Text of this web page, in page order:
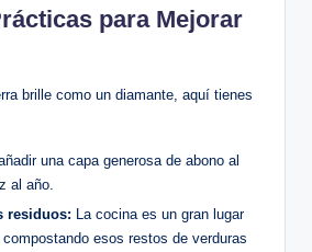
para Mejorar
brille como un diamante, aquí tienes
una capa generosa de abono al
al año.
residuos: La cocina es un gran lugar
compostando esos restos de verduras